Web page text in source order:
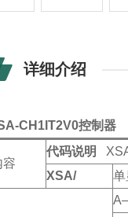
详细介绍
CH1IT2V0控制器
容
代码说明
XSA/
单